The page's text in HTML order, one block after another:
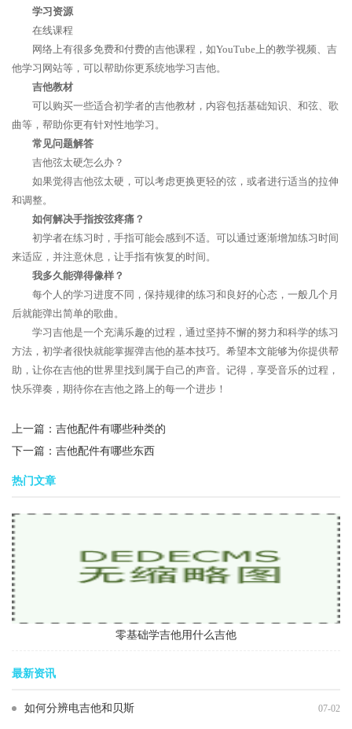
学习资源
在线课程
网络上有很多免费和付费的吉他课程，如YouTube上的教学视频、吉
他学习网站等，可以帮助你更系统地学习吉他。
吉他教材
可以购买一些适合初学者的吉他教材，内容包括基础知识、和弦、歌
曲等，帮助你更有针对性地学习。
常见问题解答
吉他弦太硬怎么办？
如果觉得吉他弦太硬，可以考虑更换更轻的弦，或者进行适当的拉伸
和调整。
如何解决手指按弦疼痛？
初学者在练习时，手指可能会感到不适。可以通过逐渐增加练习时间
来适应，并注意休息，让手指有恢复的时间。
我多久能弹得像样？
每个人的学习进度不同，保持规律的练习和良好的心态，一般几个月
后就能弹出简单的歌曲。
学习吉他是一个充满乐趣的过程，通过坚持不懈的努力和科学的练习
方法，初学者很快就能掌握弹吉他的基本技巧。希望本文能够为你提供帮
助，让你在吉他的世界里找到属于自己的声音。记得，享受音乐的过程，
快乐弹奏，期待你在吉他之路上的每一个进步！
上一篇： 吉他配件有哪些种类的
下一篇： 吉他配件有哪些东西
热门文章
零基础学吉他用什么吉他
最新资讯
如何分辨电吉他和贝斯 07-02